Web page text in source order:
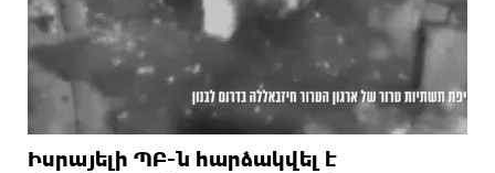
Իսրայելի ՊԲ-ն հարձակվել է